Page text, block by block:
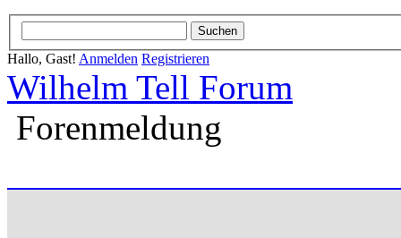
Hallo, Gast! Anmelden Registrieren
Wilhelm Tell Forum
Forenmeldung